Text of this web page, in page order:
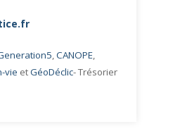
,CANOPE,
vie etGéoDéclic- Trésorier